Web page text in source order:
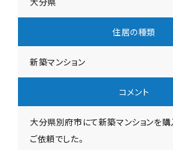
住居の種類
新築マンション
コメント
大分県別府市にて新築マンションを
ご依頼でした。